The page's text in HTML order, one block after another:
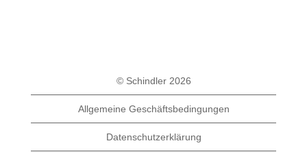
© Schindler 2026
Allgemeine Geschäftsbedingungen
Datenschutzerklärung